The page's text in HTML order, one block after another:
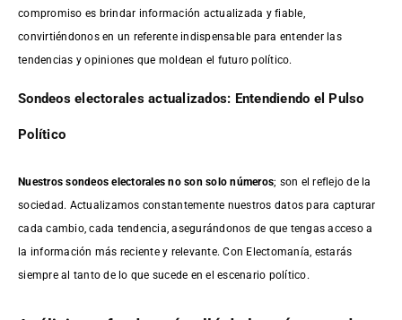
compromiso es brindar información actualizada y fiable,
convirtiéndonos en un referente indispensable para entender las
tendencias y opiniones que moldean el futuro político.
Sondeos electorales actualizados: Entendiendo el Pulso
Político
Nuestros sondeos electorales no son solo números; son el reflejo de la
sociedad. Actualizamos constantemente nuestros datos para capturar
cada cambio, cada tendencia, asegurándonos de que tengas acceso a
la información más reciente y relevante. Con Electomanía, estarás
siempre al tanto de lo que sucede en el escenario político.